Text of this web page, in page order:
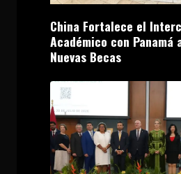
China Fortalece el
Académico con Panamá
Nuevas Becas